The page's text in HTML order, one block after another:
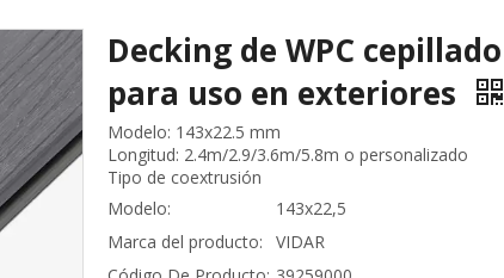
Decking de WPC
para uso en exteriores
Modelo: 143x22.5 mm
Longitud: 2.4m/2.9/3.6m/5.8m o personalizado
Tipo de coextrusión
Modelo:
143x22,5
Marca del producto:
VIDAR